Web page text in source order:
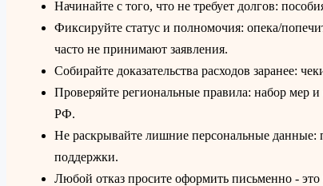
Начинайте с того, что не требует долгов:
Фиксируйте статус и полномочия: опека/
часто не принимают заявления.
Собирайте доказательства расходов заранее:
Проверяйте региональные правила: набор мер
РФ.
Не раскрывайте лишние персональные данные:
поддержки.
Любой отказ просите оформить письменно -